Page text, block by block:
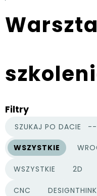
Filtry
SZUKAJ PO DACIE
WSZYSTKIE
MIASTA
WSZYSTKIE
KATEGORIE
2D
CNC